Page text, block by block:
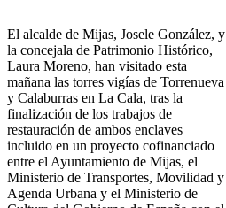
El alcalde de Mijas, Josele González, y
la concejala de Patrimonio Histórico,
Laura Moreno, han visitado esta
mañana las torres vigías de Torrenueva
y Calaburras en La Cala, tras la
finalización de los trabajos de
restauración de ambos enclaves
incluido en un proyecto cofinanciado
entre el Ayuntamiento de Mijas, el
Ministerio de Transportes, Movilidad y
Agenda Urbana y el Ministerio de